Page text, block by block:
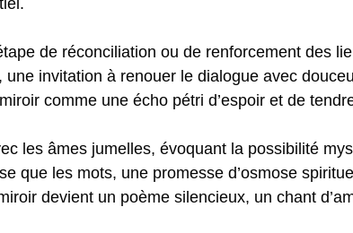
de réconciliation ou de renforcement des
invitation à renouer le dialogue avec
comme une écho pétri d’espoir et de
les âmes jumelles, évoquant la possibilité
que les mots, une promesse d’osmose
devient un poème silencieux, un chant